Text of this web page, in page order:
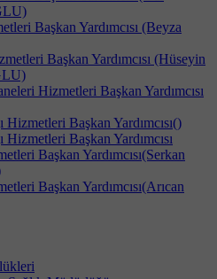
Başkan Yardımcısı (Beyza
Başkan Yardımcısı (Hüseyin
Hizmetleri Başkan Yardımcısı
Hizmetleri Başkan Yardımcısı()
Hizmetleri Başkan Yardımcısı
Başkan Yardımcısı(Serkan
Başkan Yardımcısı(Arıcan